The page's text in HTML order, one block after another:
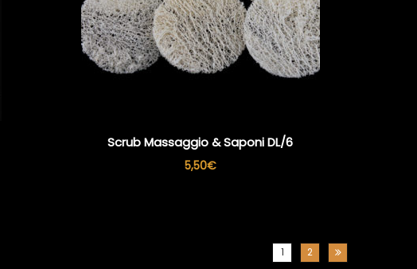
Scrub Massaggio & Saponi DL/6
5,50€
1 2